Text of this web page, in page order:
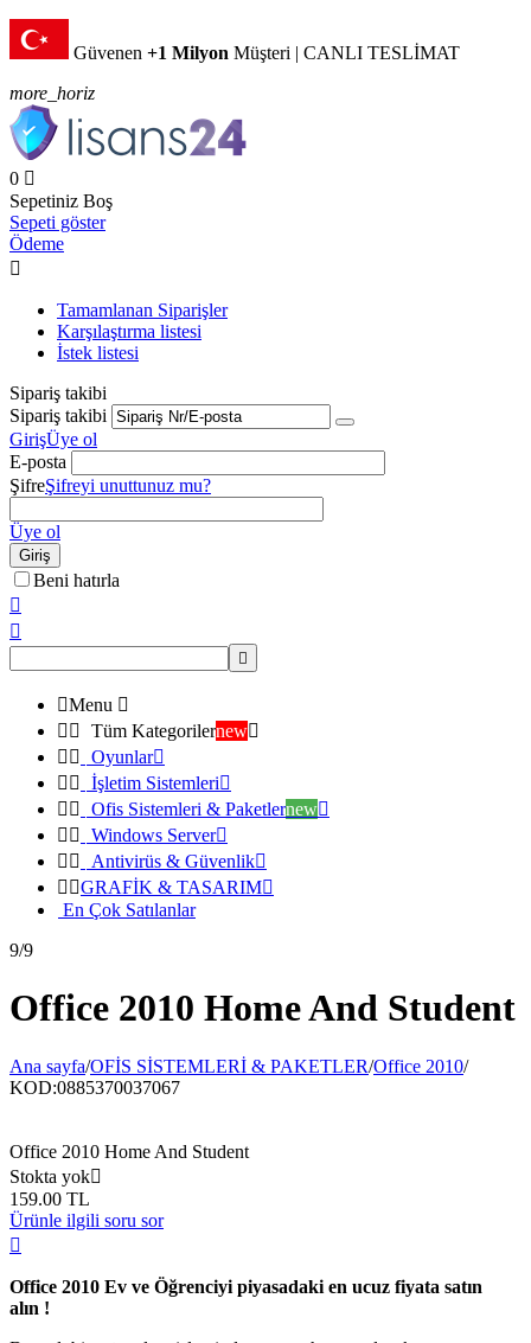
Güvenen +1 Milyon Müşteri | CANLI TESLİMAT
more_horiz
0 
Sepetiniz Boş
Sepeti göster
Ödeme

Tamamlanan Siparişler
Karşılaştırma listesi
İstek listesi
Sipariş takibi
Sipariş takibi
GirişÜye ol
E-posta
ŞifreŞifreyi unuttunuz mu?
Üye ol
Giriş
Beni hatırla



Menu 
  Tüm Kategorilernew
  Oyunlar
  İşletim Sistemleri
  Ofis Sistemleri & Paketlernew
  Windows Server
  Antivirüs & Güvenlik
 GRAFİK & TASARIM
En Çok Satılanlar
9/9
Office 2010 Home And Student
Ana sayfa/OFİS SİSTEMLERİ & PAKETLER/Office 2010/
KOD:0885370037067
Office 2010 Home And Student
Stokta yok
159.00 TL
Ürünle ilgili soru sor

Office 2010 Ev ve Öğrenciyi piyasadaki en ucuz fiyata satın
alın !